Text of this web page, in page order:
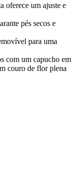
oferece um ajuste e
pés secos e
para uma
com um capucho em
couro de flor plena